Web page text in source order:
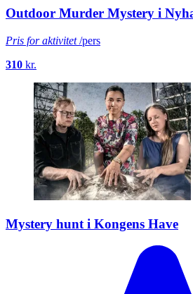
Outdoor Murder Mystery i
Pris for aktivitet/pers
310 kr.
Mystery hunt i Kongens Have